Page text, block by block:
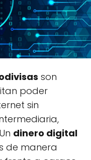
son
poder
sin
dinero digital
de manera